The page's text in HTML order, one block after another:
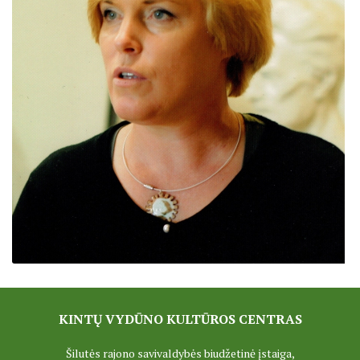
ŠILUTĖS ŽRVVG ,,ŽUVĖJŲ KRAŠTAS" PROJEKTAS 2025/
KULTŪROS MINISTERIJOS PROJEKTAS ''KODAS:
KPD PROJEKTAS ,,MAŽOSIOS LIETUVOS MOKYKLA-
KPD PROJEKTAS ,,MAŽOSIOS LIETUVOS MOKYKLA-
KPD PROJEKTAS ,,MAŽOSIOS LIETUVOS MOKYKLA-
KPD PROJEKTAS ,,MAŽOSIOS LIETUVOS MOKYKLA-
KPD PROJEKTAS ,,MAŽOSIOS LIETUVOS MOKYKLA-
PROJEKTAS ,,KULTŪROS SKŪNĖ". Pavasario keramikos
PROJEKTAS ,,KULTŪROS SKŪNĖ". Keramikos dirbtuvėse-
Struktūra
KINTŲ VYDŪNO KULTŪROS CENTRAS
Šilutės rajono savivaldybės biudžetinė įstaiga,